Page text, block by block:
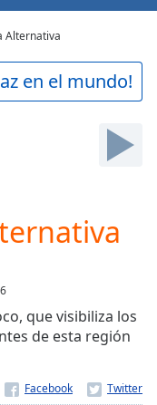
Alternativa
en el mundo!
6
que visibiliza los
de esta región